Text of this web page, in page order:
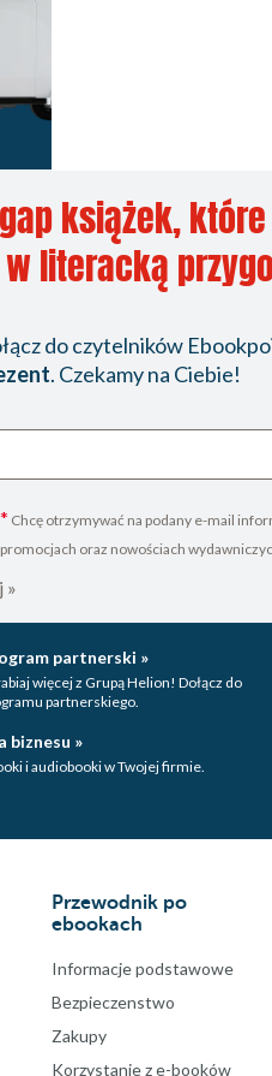
książek,
literacką
do czytelników
. Czekamy na Ciebie!
* Chcę otrzymywać na podany e-mail
promocjach oraz nowościach
»
partnerski »
więcej z Grupą Helion! Dołącz do
partnerskiego.
biznesu »
i audiobooki w Twojej firmie.
Przewodnik po
ebookach
Informacje podstawowe
Bezpieczenstwo
Zakupy
Korzystanie z e-booków